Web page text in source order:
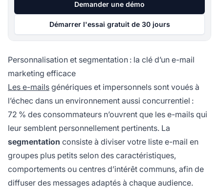
Demander une démo
Démarrer l'essai gratuit de 30 jours
Personnalisation et segmentation : la clé d’un e-mail
marketing efficace
Les e-mails génériques et impersonnels sont voués à
l’échec dans un environnement aussi concurrentiel :
72 % des consommateurs n’ouvrent que les e-mails qui
leur semblent personnellement pertinents. La
segmentation consiste à diviser votre liste e-mail en
groupes plus petits selon des caractéristiques,
comportements ou centres d’intérêt communs, afin de
diffuser des messages adaptés à chaque audience.